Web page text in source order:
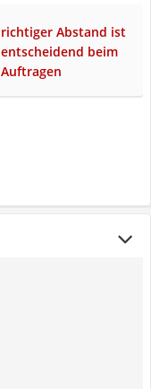
richtiger Abstand ist
entscheidend beim
Auftragen